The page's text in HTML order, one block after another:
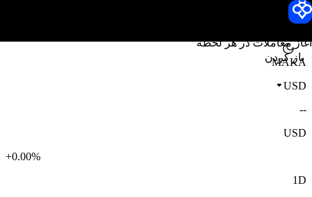
آغاز معاملات در هر لحظه
باز کردن
قیمت Makalink
MAKA
USD
--
USD
+0.00%
1D